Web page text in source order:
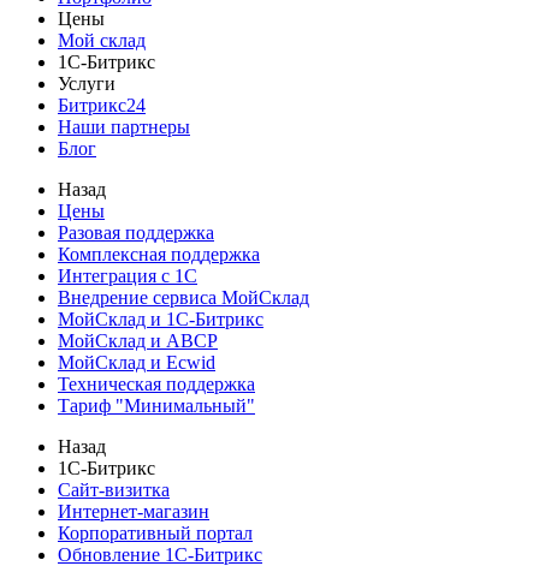
Цены
Мой склад
1С-Битрикс
Услуги
Битрикс24
Наши партнеры
Блог
Назад
Цены
Разовая поддержка
Комплексная поддержка
Интеграция с 1С
Внедрение сервиса МойСклад
МойСклад и 1С-Битрикс
МойСклад и ABCP
МойСклад и Ecwid
Техническая поддержка
Тариф "Минимальный"
Назад
1С-Битрикс
Сайт-визитка
Интернет-магазин
Корпоративный портал
Обновление 1С-Битрикс